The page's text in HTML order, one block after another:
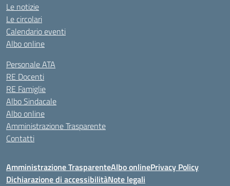
Le notizie
Le circolari
Calendario eventi
Albo online
Personale ATA
RE Docenti
RE Famiglie
Albo Sindacale
Albo online
Amministrazione Trasparente
Contatti
Amministrazione TrasparenteAlbo onlinePrivacy Policy
Dichiarazione di accessibilitàNote legali